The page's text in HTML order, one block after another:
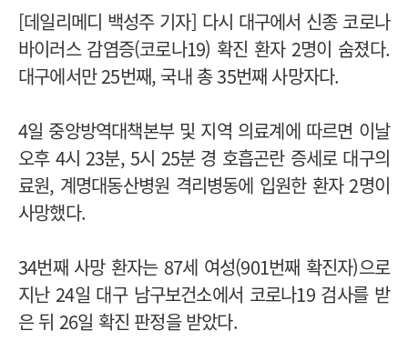
[데일리메디 백성주 기자] 다시 대구에서 신종 코로나
바이러스 감염증(코로나19) 확진 환자 2명이 숨졌다.
대구에서만 25번째, 국내 총 35번째 사망자다.
4일 중앙방역대책본부 및 지역 의료계에 따르면 이날
오후 4시 23분, 5시 25분 경 호흡곤란 증세로 대구의
료원, 계명대동산병원 격리병동에 입원한 환자 2명이
사망했다.
34번째 사망 환자는 87세 여성(901번째 확진자)으로
지난 24일 대구 남구보건소에서 코로나19 검사를 받
은 뒤 26일 확진 판정을 받았다.